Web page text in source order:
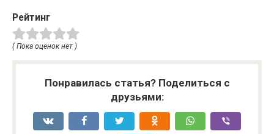
Рейтинг
( Пока оценок нет )
Понравилась статья? Поделиться с
друзьями: